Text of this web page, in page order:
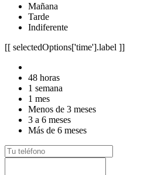
Mañana
Tarde
Indiferente
[[ selectedOptions['time'].label ]]
48 horas
1 semana
1 mes
Menos de 3 meses
3 a 6 meses
Más de 6 meses